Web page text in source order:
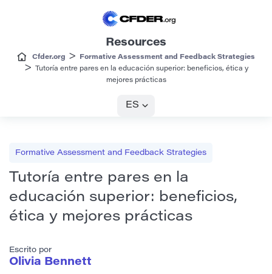
Resources
Cfder.org > Formative Assessment and Feedback Strategies
>
Tutoría entre pares en la educación superior: beneficios, ética y
mejores prácticas
ES
Formative Assessment and Feedback Strategies
Tutoría entre pares en la
educación superior: beneficios,
ética y mejores prácticas
Escrito por
Olivia Bennett